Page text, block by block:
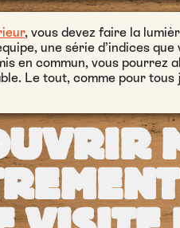
, vous devez faire la
une série d’indices
en commun, vous
Le tout, comme pour tous